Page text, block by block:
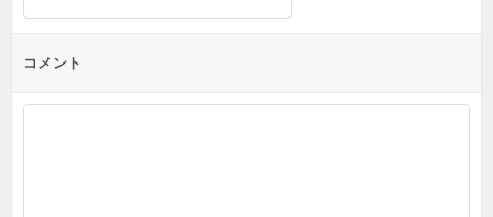
コメント